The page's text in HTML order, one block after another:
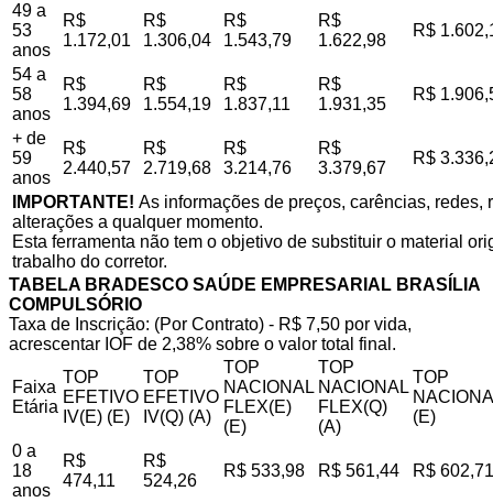
49 a
53
anos
R$
1.172,01
R$
1.306,04
R$
1.543,79
R$
1.622,98
R$
54 a
58
anos
R$
1.394,69
R$
1.554,19
R$
1.837,11
R$
1.931,35
R$
+ de
59
anos
R$
2.440,57
R$
2.719,68
R$
3.214,76
R$
3.379,67
R$
IMPORTANTE! As informações de preços, carências,
alterações a qualquer momento.
Esta ferramenta não tem o objetivo de substituir o material
trabalho do corretor.
TABELA BRADESCO SAÚDE EMPRESARIAL BRASÍLIA
COMPULSÓRIO
Taxa de Inscrição: (Por Contrato) - R$ 7,50 por vida,
acrescentar IOF de 2,38% sobre o valor total final.
Faixa
Etária
TOP
EFETIVO
IV(E) (E)
TOP
EFETIVO
IV(Q) (A)
TOP
NACIONAL
FLEX(E)
(E)
TOP
NACIONAL
FLEX(Q)
(A)
TOP
(E)
0 a
18
anos
R$
474,11
R$
524,26
R$ 533,98 R$ 561,44 R$ 602,71